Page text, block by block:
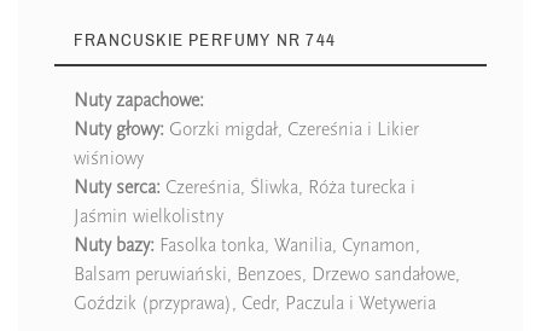
FRANCUSKIE PERFUMY NR 744
Nuty zapachowe:
Nuty głowy: Gorzki migdał, Czereśnia i Likier
wiśniowy
Nuty serca: Czereśnia, Śliwka, Róża turecka i
Jaśmin wielkolistny
Nuty bazy: Fasolka tonka, Wanilia, Cynamon,
Balsam peruwiański, Benzoes, Drzewo sandałowe,
Goździk (przyprawa), Cedr, Paczula i Wetyweria